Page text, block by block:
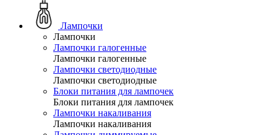
Лампочки
Лампочки
Лампочки галогенные
Лампочки галогенные
Лампочки светодиодные
Лампочки светодиодные
Блоки питания для лампочек
Блоки питания для лампочек
Лампочки накаливания
Лампочки накаливания